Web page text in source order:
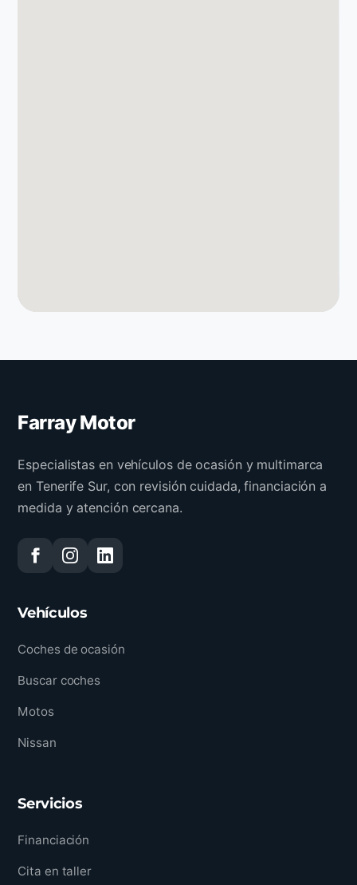
Farray Motor
Especialistas en vehículos de ocasión y multimarca
en Tenerife Sur, con revisión cuidada, financiación a
medida y atención cercana.
Vehículos
Coches de ocasión
Buscar coches
Motos
Nissan
Servicios
Financiación
Cita en taller